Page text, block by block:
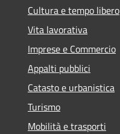
Cultura e tempo libero
Vita lavorativa
Imprese e Commercio
Appalti pubblici
Catasto e urbanistica
Turismo
Mobilità e trasporti